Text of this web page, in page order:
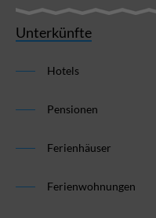
Unterkünfte
Hotels
Pensionen
Ferienhäuser
Ferienwohnungen